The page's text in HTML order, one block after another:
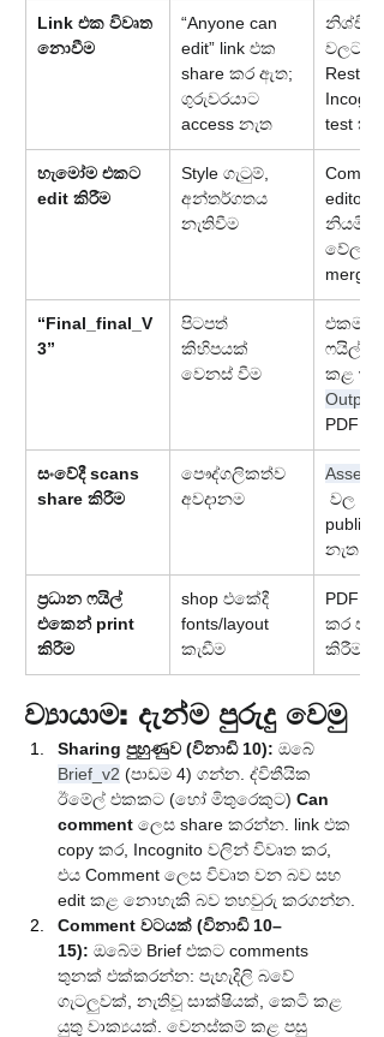
Link එක විවෘත
නොවීම
“Anyone can
edit” link එක
share කර ඇත;
ගුරුවරයාට
access නැත
නිශ්චිත
වලට
test
හැමෝම එකට
edit කිරීම
Style ගැටුම්,
අන්තර්ගතය
නැතිවීම
editors
නියමිත
merge
“Final_final_V
3”
පිටපත්
කිහිපයක්
වෙනස් වීම
එකම
ෆයිල්
කළ
Outputs
PDF
සංවේදී scans
share කිරීම
පෞද්ගලිකත්ව
අවදානම
Assets/
වල
public
නැත
ප්‍රධාන ෆයිල්
එකෙන් print
කිරීම
shop එකේදී
fonts/layout
කැඩීම
PDF
කර එය
කිරීම
ව්‍යායාම: දැන්ම පුරුදු වෙමු
Sharing පුහුණුව (විනාඩි 10): ඔබේ
Brief_v2 (පාඩම 4) ගන්න. ද්විතීයික
ඊමේල් එකකට (හෝ මිතුරෙකුට) Can
comment ලෙස share කරන්න. link එක
copy කර, Incognito වලින් විවෘත කර,
එය Comment ලෙස විවෘත වන බව සහ
edit කළ නොහැකි බව තහවුරු කරගන්න.
Comment වටයක් (විනාඩි 10–
15): ඔබේම Brief එකට comments
තුනක් එක්කරන්න: පැහැදිලි බවේ
ගැටලුවක්, නැතිවූ සාක්ෂියක්, කෙටි කළ
යුතු වාක්‍යයක්. වෙනස්කම් කළ පසු